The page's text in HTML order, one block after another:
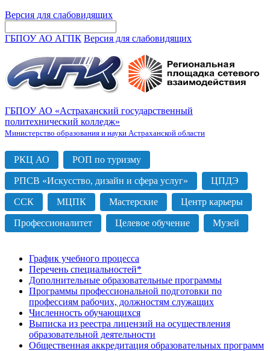
Версия для слабовидящих
ГБПОУ АО АГПК Версия для слабовидящих
ГБПОУ АО «Астраханский государственный
политехнический колледж»
Министерство образования и науки Астраханской области
РКЦ АО РОП по туризму
РПСВ «Искусство, дизайн и сфера услуг» ЦПДЭ
ССК МЦПК Мастерские Центр карьеры
Профессионалитет Целевое обучение Музей
График учебного процесса
Перечень специальностей*
Дополнительные образовательные программы
Программы профессиональной подготовки по
профессиям рабочих, должностям служащих
Численность обучающихся
Выписка из реестра лицензий на осуществления
образовательной деятельности
Общественная аккредитация образовательных программ